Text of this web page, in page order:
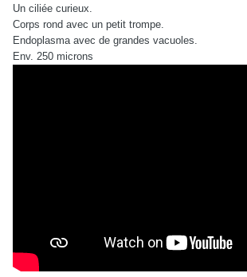
Un ciliée curieux.
Corps rond avec un petit trompe.
Endoplasma avec de grandes vacuoles.
Env. 250 microns